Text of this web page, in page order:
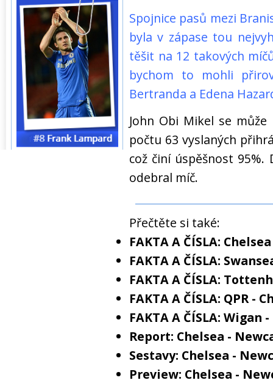
Spojnice pasů mezi
byla v zápase tou
těšit na 12 takových
bychom to mohli
Bertranda a Edena
John Obi Mikel se
počtu 63 vyslaných
což činí úspěšnost
odebral míč.
Přečtěte si také:
FAKTA A ČÍSLA:
FAKTA A ČÍSLA:
FAKTA A ČÍSLA:
FAKTA A ČÍSLA: QPR -
FAKTA A ČÍSLA: Wigan
Report: Chelsea -
Sestavy: Chelsea -
Preview: Chelsea -